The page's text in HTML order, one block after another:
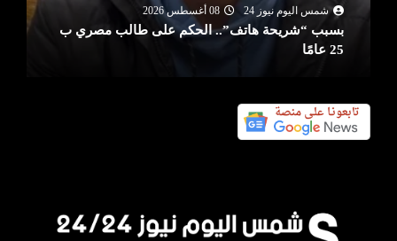
شمس اليوم نيوز 24
08 أغسطس 2026
بسبب “شريحة هاتف”.. الحكم على طالب مصري ب
25 عامًا